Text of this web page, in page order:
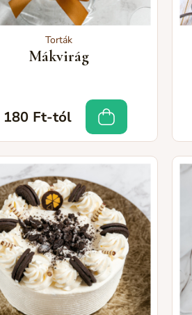
Torták
Mákvirág
180 Ft-tól